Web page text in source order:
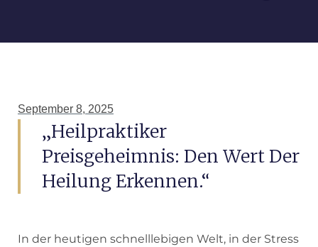
September 8, 2025
„Heilpraktiker
Preisgeheimnis: Den Wert Der
Heilung Erkennen.“
In der heutigen schnelllebigen Welt, in der Stress